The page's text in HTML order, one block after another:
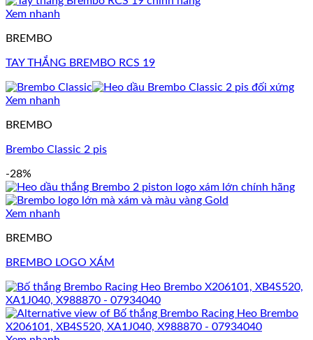
Xem nhanh
BREMBO
TAY THẮNG BREMBO RCS 19
Xem nhanh
BREMBO
Brembo Classic 2 pis
-28%
Xem nhanh
BREMBO
BREMBO LOGO XÁM